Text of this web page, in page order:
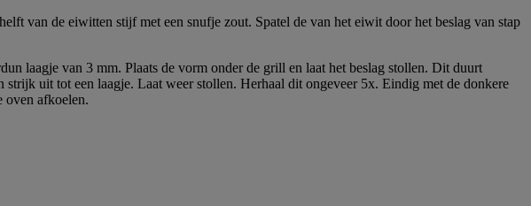
van de eiwitten stijf met een snufje zout. Spatel de van het eiwit door het beslag van stap
laagje van 3 mm. Plaats de vorm onder de grill en laat het beslag stollen. Dit duurt
uit tot een laagje. Laat weer stollen. Herhaal dit ongeveer 5x. Eindig met de donkere
oven afkoelen.